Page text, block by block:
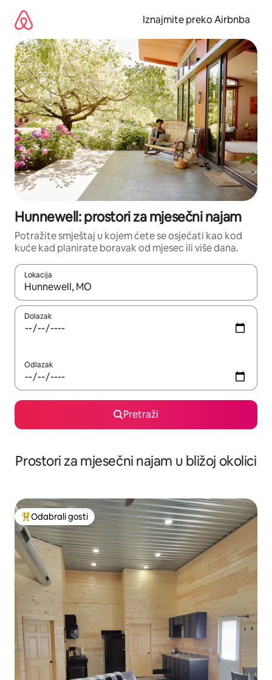
sadržaj
Iznajmite preko Airbnba
Hunnewell: prostori za mjesečni najam
Potražite smještaj u kojem ćete se osjećati kao kod
kuće kad planirate boravak od mjesec ili više dana.
Lokacija
Kada budu dostupni rezultati, moći ćete ih pregledati
Dolazak
Odlazak
Pretraži
Prostori za mjesečni najam u bližoj okolici
Među najviše rangiranima s oznakom „Odabrali gosti”
Odabrali gosti